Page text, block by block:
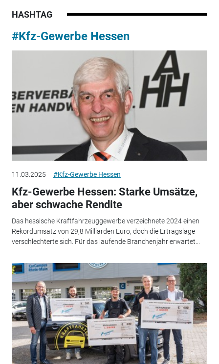
HASHTAG
#Kfz-Gewerbe Hessen
11.03.2025 #Kfz-Gewerbe Hessen
Kfz-Gewerbe Hessen: Starke Umsätze,
aber schwache Rendite
Das hessische Kraftfahrzeuggewerbe verzeichnete 2024 einen
Rekordumsatz von 29,8 Milliarden Euro, doch die Ertragslage
verschlechterte sich. Für das laufende Branchenjahr erwartet...